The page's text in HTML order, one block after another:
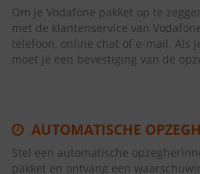
Om je Vodafone pakket op te
met de klantenservice van
telefoon, online chat of e-mail. Als
moet je een bevestiging van de
AUTOMATISCHE
Stel een automatische
pakket en ontvang een